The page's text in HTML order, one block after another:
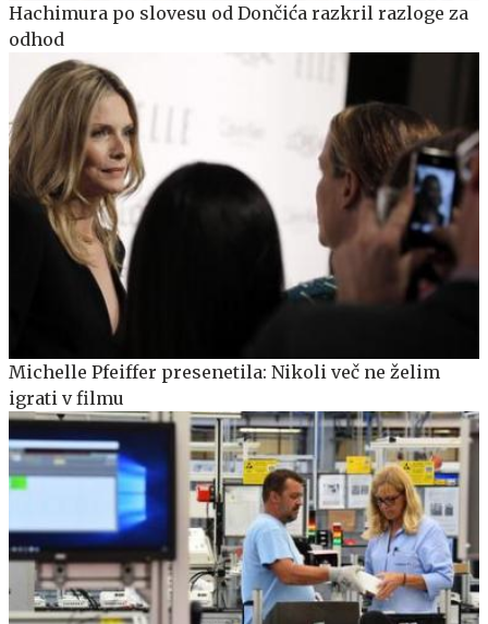
Hachimura po slovesu od Dončića razkril razloge za
odhod
Michelle Pfeiffer presenetila: Nikoli več ne želim
igrati v filmu